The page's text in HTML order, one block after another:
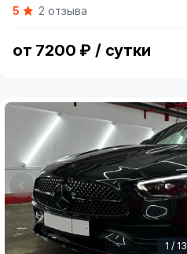
of5
2 отзыва
от 7200 ₽ / сутки
1 / 13